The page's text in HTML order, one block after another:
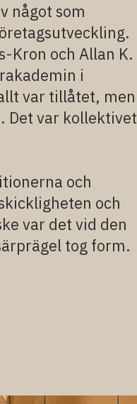
något som
Kron och Allan K.
i
var tillåtet, men
Det var kollektivet
och
och
var det vid den
tog form.